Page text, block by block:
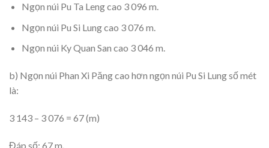
Ngọn núi Pu Ta Leng cao 3 096 m.
Ngọn núi Pu Si Lung cao 3 076 m.
Ngọn núi Ky Quan San cao 3 046 m.
b) Ngọn núi Phan Xi Păng cao hơn ngọn núi Pu Si Lung số mét
là:
3 143 – 3 076 = 67 (m)
Đáp số: 67 m.